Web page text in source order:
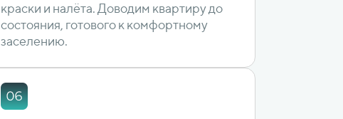
краски и налёта. Доводим квартиру до
состояния, готового к комфортному
заселению.